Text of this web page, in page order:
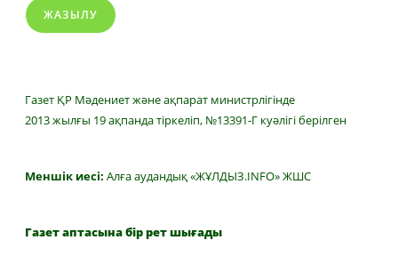
ЖАЗЫЛУ
Газет ҚР Мәдениет және ақпарат министрлігінде
2013 жылғы 19 ақпанда тіркеліп, №13391-Г куәлігі берілген
Меншік иесі: Алға аудандық «ЖҰЛДЫЗ.INFO» ЖШС
Газет аптасына бір рет шығады